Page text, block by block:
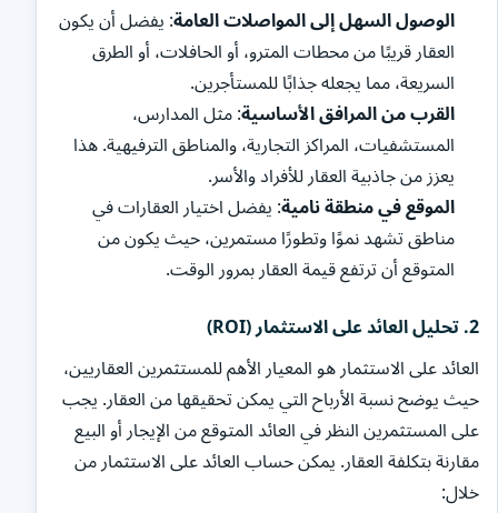
الوصول السهل إلى المواصلات العامة: يفضل أن يكون
العقار قريبًا من محطات المترو، أو الحافلات، أو الطرق
السريعة، مما يجعله جذابًا للمستأجرين.
القرب من المرافق الأساسية: مثل المدارس،
المستشفيات، المراكز التجارية، والمناطق الترفيهية. هذا
يعزز من جاذبية العقار للأفراد والأسر.
الموقع في منطقة نامية: يفضل اختيار العقارات في
مناطق تشهد نموًا وتطورًا مستمرين، حيث يكون من
المتوقع أن ترتفع قيمة العقار بمرور الوقت.
2. تحليل العائد على الاستثمار (ROI)
العائد على الاستثمار هو المعيار الأهم للمستثمرين العقاريين،
حيث يوضح نسبة الأرباح التي يمكن تحقيقها من العقار. يجب
على المستثمرين النظر في العائد المتوقع من الإيجار أو البيع
مقارنة بتكلفة العقار. يمكن حساب العائد على الاستثمار من
خلال: